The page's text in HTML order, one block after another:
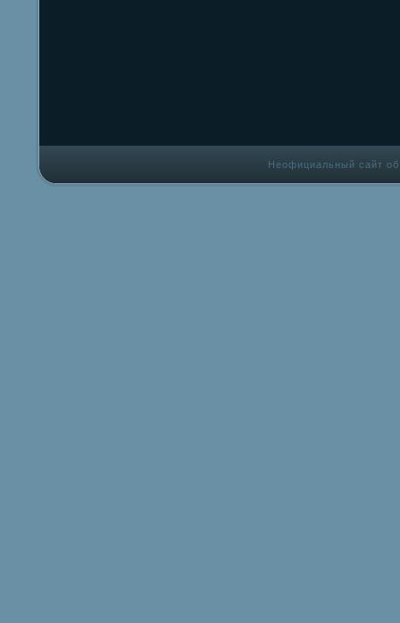
Неофициальный сайт